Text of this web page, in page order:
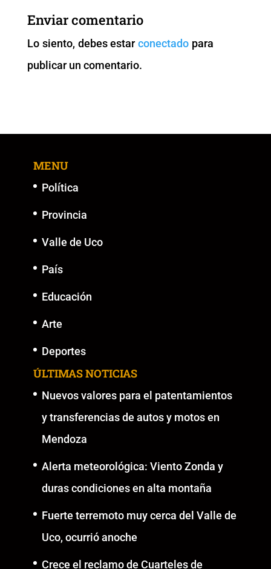
b
o
o
k
A
p
p k
er
Enviar comentario
Lo siento, debes estarconectado para
publicar un comentario.
MENU
Política
Provincia
Valle de Uco
País
Educación
Arte
Deportes
ÚLTIMAS NOTICIAS
Nuevos valores para el patentamientos
y transferencias de autos y motos en
Mendoza
Alerta meteorológica: Viento Zonda y
duras condiciones en alta montaña
Fuerte terremoto muy cerca del Valle de
Uco, ocurrió anoche
Crece el reclamo de Cuarteles de